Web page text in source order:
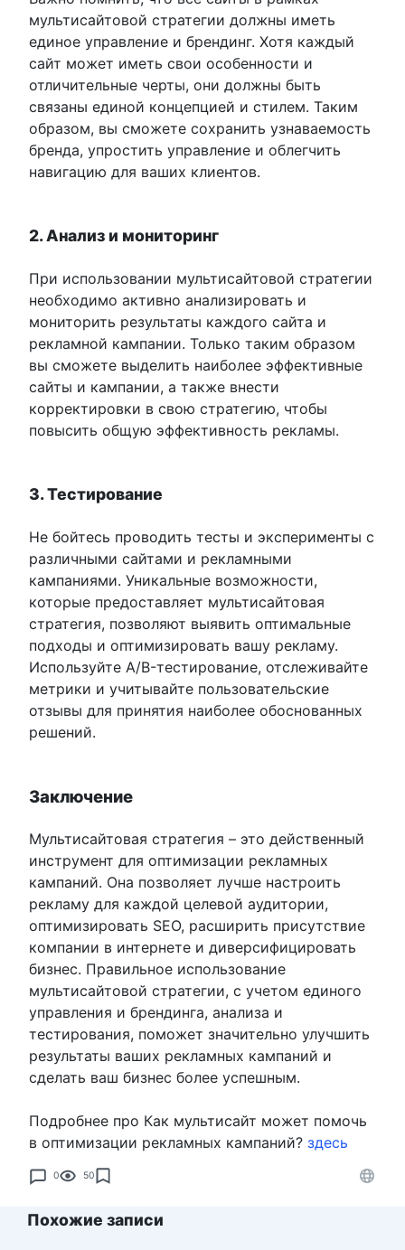
мультисайтовой стратегии должны иметь
единое управление и брендинг. Хотя каждый
сайт может иметь свои особенности и
отличительные черты, они должны быть
связаны единой концепцией и стилем. Таким
образом, вы сможете сохранить узнаваемость
бренда, упростить управление и облегчить
навигацию для ваших клиентов.
2. Анализ и мониторинг
При использовании мультисайтовой стратегии
необходимо активно анализировать и
мониторить результаты каждого сайта и
рекламной кампании. Только таким образом
вы сможете выделить наиболее эффективные
сайты и кампании, а также внести
корректировки в свою стратегию, чтобы
повысить общую эффективность рекламы.
3. Тестирование
Не бойтесь проводить тесты и эксперименты с
различными сайтами и рекламными
кампаниями. Уникальные возможности,
которые предоставляет мультисайтовая
стратегия, позволяют выявить оптимальные
подходы и оптимизировать вашу рекламу.
Используйте A/B-тестирование, отслеживайте
метрики и учитывайте пользовательские
отзывы для принятия наиболее обоснованных
решений.
Заключение
Мультисайтовая стратегия – это действенный
инструмент для оптимизации рекламных
кампаний. Она позволяет лучше настроить
рекламу для каждой целевой аудитории,
оптимизировать SEO, расширить присутствие
компании в интернете и диверсифицировать
бизнес. Правильное использование
мультисайтовой стратегии, с учетом единого
управления и брендинга, анализа и
тестирования, поможет значительно улучшить
результаты ваших рекламных кампаний и
сделать ваш бизнес более успешным.
Подробнее про Как мультисайт может помочь
в оптимизации рекламных кампаний? здесь
0 50
Похожие записи